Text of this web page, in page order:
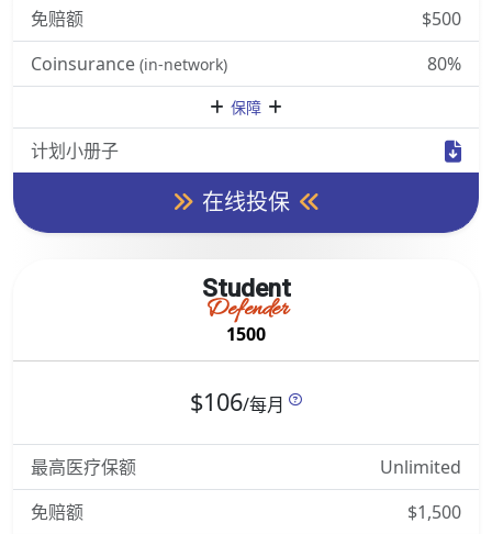
免赔额
$500
Coinsurance (in-network) 80%
保障
计划小册子
在线投保
Student
Defender
1500
$106/每月
最高医疗保额
Unlimited
免赔额
$1,500